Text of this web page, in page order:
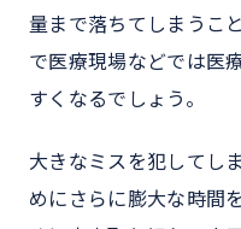
量まで落ちてしまうこ
で医療現場などでは医
すくなるでしょう。
大きなミスを犯してし
めにさらに膨大な時間